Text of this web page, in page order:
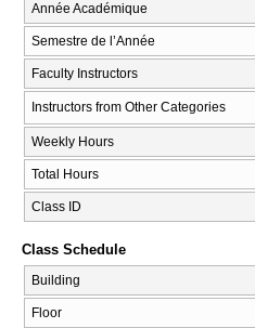
Année Académique
Semestre de l’Année
Faculty Instructors
Instructors from Other Categories
Weekly Hours
Total Hours
Class ID
Class Schedule
Building
Floor